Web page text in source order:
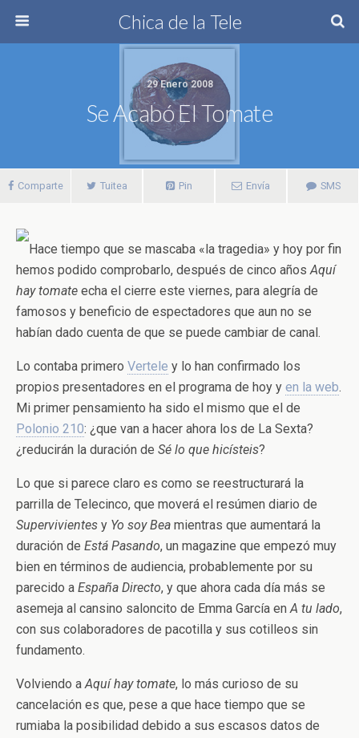
Chica de la Tele
29 Enero 2008
Se Acabó El Tomate
Comparte Tuitea Pin Envía SMS
Hace tiempo que se mascaba «la tragedia» y hoy por fin
hemos podido comprobarlo, después de cinco añosAquí
hay tomate echa el cierre este viernes, para alegría de
famosos y beneficio de espectadores que aun no se
habían dado cuenta de que se puede cambiar de canal.
Lo contaba primero Vertele y lo han confirmado los
propios presentadores en el programa de hoy y en la web.
Mi primer pensamiento ha sido el mismo que el de
Polonio 210: ¿que van a hacer ahora los de La Sexta?
¿reducirán la duración de Sé lo que hicísteis?
Lo que si parece claro es como se reestructurará la
parrilla de Telecinco, que moverá el resúmen diario de
Supervivientes y Yo soy Bea mientras que aumentará la
duración de Está Pasando, un magazine que empezó muy
bien en términos de audiencia, probablemente por su
parecido a España Directo, y que ahora cada día más se
asemeja al cansino saloncito de Emma García enA tu lado,
con sus colaboradores de pacotilla y sus cotilleos sin
fundamento.
Volviendo aAquí hay tomate, lo más curioso de su
cancelación es que, pese a que hace tiempo que se
rumiaba la posibilidad debido a sus escasos datos de